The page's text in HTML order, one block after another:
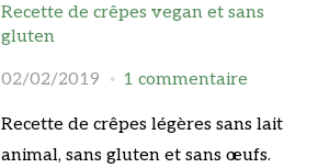
Recette de crêpes vegan et sans
gluten
02/02/2019 1 commentaire
Recette de crêpes légères sans lait
animal, sans gluten et sans œufs.